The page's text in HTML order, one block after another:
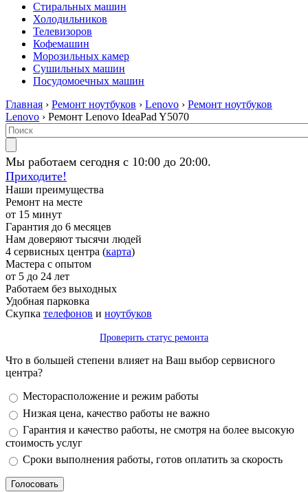
Стиральных машин
Холодильников
Телевизоров
Кофемашин
Морозильных камер
Сушильных машин
Посудомоечных машин
Главная › Ремонт ноутбуков › Lenovo › Ремонт ноутбуков
Lenovo › Ремонт Lenovo IdeaPad Y5070
Мы работаем сегодня с 10:00 до 20:00.
Приходите!
Наши преимущества
Ремонт на месте
от 15 минут
Гарантия до 6 месяцев
Нам доверяют тысячи людей
4 сервисных центра (карта)
Мастера с опытом
от 5 до 24 лет
Работаем без выходных
Удобная парковка
Скупка телефонов и ноутбуков
Проверить статус ремонта
Что в большей степени влияет на Ваш выбор сервисного
центра?
Варианты
Месторасположение и режим работы
Низкая цена, качество работы не важно
Гарантия и качество работы, не смотря на более высокую
стоимость услуг
Сроки выполнения работы, готов оплатить за скорость